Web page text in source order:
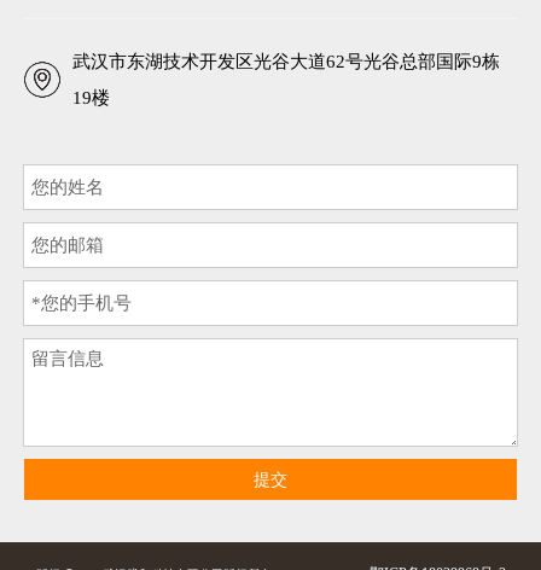
武汉市东湖技术开发区光谷大道62号光谷总部国际9栋
19楼
提交